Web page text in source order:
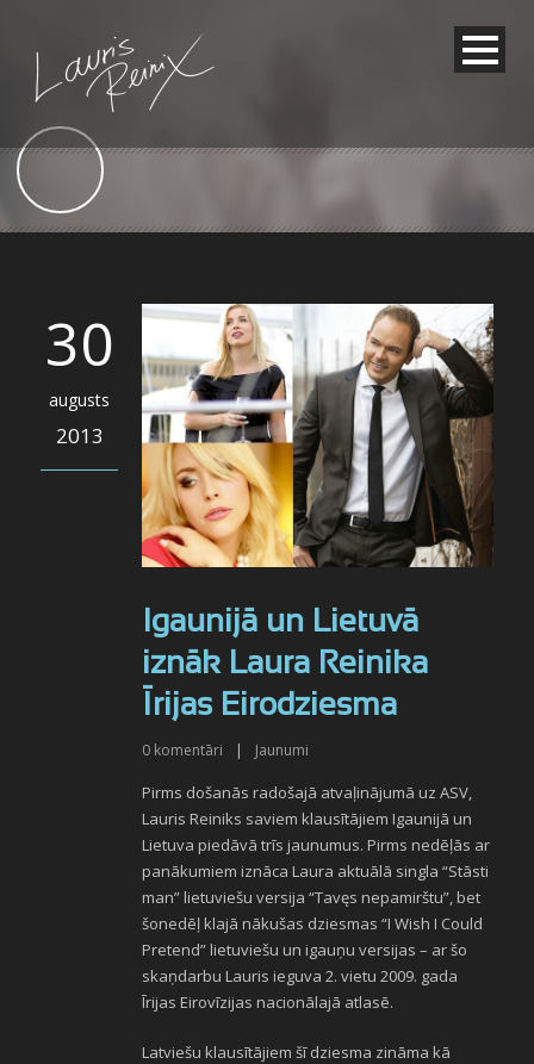
30
augusts
2013
Igaunijā un Lietuvā
iznāk Laura Reinika
Īrijas Eirodziesma
0 komentāri | Jaunumi
Pirms došanās radošajā atvaļinājumā uz ASV,
Lauris Reiniks saviem klausītājiem Igaunijā un
Lietuva piedāvā trīs jaunumus. Pirms nedēļās ar
panākumiem iznāca Laura aktuālā singla “Stāsti
man” lietuviešu versija “Tavęs nepamirštu”, bet
šonedēļ klajā nākušas dziesmas “I Wish I Could
Pretend” lietuviešu un igauņu versijas – ar šo
skaņdarbu Lauris ieguva 2. vietu 2009. gada
Īrijas Eirovīzijas nacionālajā atlasē.
Latviešu klausītājiem šī dziesma zināma kā